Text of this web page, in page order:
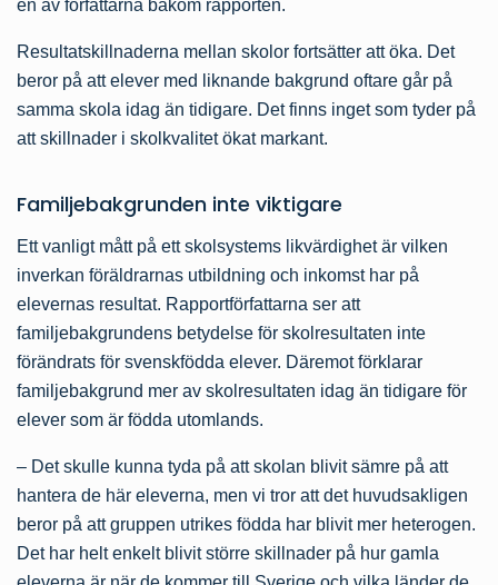
en av författarna bakom rapporten.
Resultatskillnaderna mellan skolor fortsätter att öka. Det
beror på att elever med liknande bakgrund oftare går på
samma skola idag än tidigare. Det finns inget som tyder på
att skillnader i skolkvalitet ökat markant.
Familjebakgrunden inte viktigare
Ett vanligt mått på ett skolsystems likvärdighet är vilken
inverkan föräldrarnas utbildning och inkomst har på
elevernas resultat. Rapportförfattarna ser att
familjebakgrundens betydelse för skolresultaten inte
förändrats för svenskfödda elever. Däremot förklarar
familjebakgrund mer av skolresultaten idag än tidigare för
elever som är födda utomlands.
– Det skulle kunna tyda på att skolan blivit sämre på att
hantera de här eleverna, men vi tror att det huvudsakligen
beror på att gruppen utrikes födda har blivit mer heterogen.
Det har helt enkelt blivit större skillnader på hur gamla